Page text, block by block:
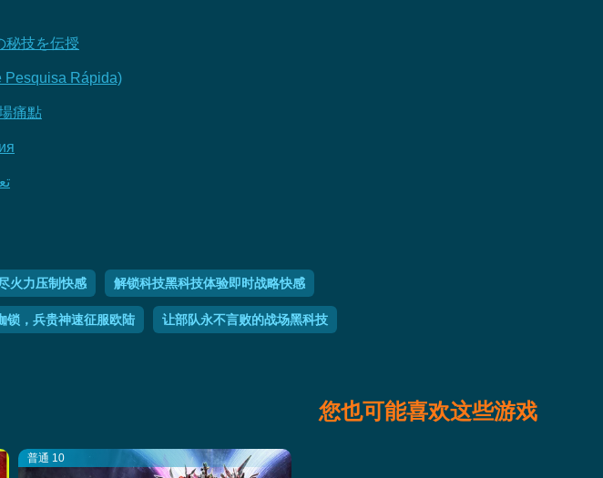
秘技を伝授
Pesquisa Rápida)
痛點
火力压制快感 解锁科技黑科技体验即时战略快感
锁，兵贵神速征服欧陆 让部队永不言败的战场黑科技
您也可能喜欢这些游戏
普通 10